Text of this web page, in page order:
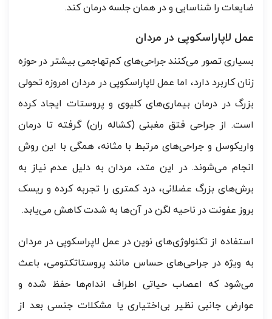
ضایعات را شناسایی و در همان جلسه درمان کند.
عمل لاپاراسکوپی در مردان
بسیاری تصور می‌کنند جراحی‌های کم‌تهاجمی بیشتر در حوزه
زنان کاربرد دارد، اما عمل لاپاراسکوپی در مردان امروزه تحولی
بزرگ در درمان بیماری‌های کلیوی و پروستات ایجاد کرده
است. از جراحی فتق مغبنی (کشاله ران) گرفته تا درمان
واریکوسل و جراحی‌های مرتبط با مثانه، همگی با این روش
انجام می‌شوند. در این متد، مردان به دلیل عدم نیاز به
برش‌های بزرگ عضلانی، درد کمتری را تجربه کرده و ریسک
بروز عفونت در ناحیه لگن در آن‌ها به شدت کاهش می‌یابد.
استفاده از تکنولوژی‌های نوین در عمل لاپراسکوپی در مردان
به ویژه در جراحی‌های حساس مانند پروستاتکتومی، باعث
می‌شود که اعصاب حیاتی اطراف اندام‌ها حفظ شده و
عوارض جانبی نظیر بی‌اختیاری یا مشکلات جنسی بعد از